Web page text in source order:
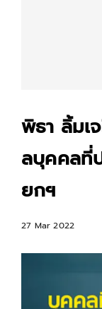
พิธา ลิ้ม
ลบุคคลที่
ยกฯ
27 Mar 2022